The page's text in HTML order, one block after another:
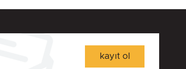
kayıt ol